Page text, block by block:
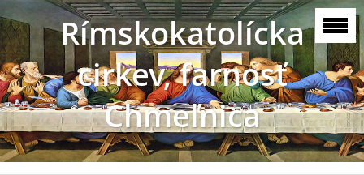
Rímskokatolícka
cirkev, farnosť
Chmeľnica